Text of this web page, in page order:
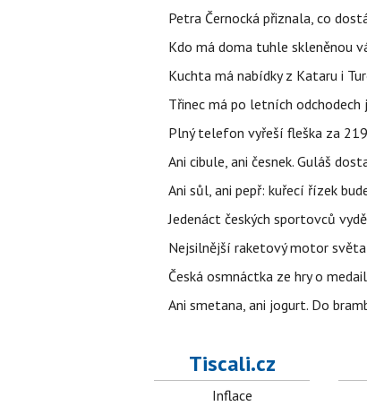
Petra Černocká přiznala, co
Kdo má doma tuhle skleněnou
Kuchta má nabídky z Kataru i
Třinec má po letních
Plný telefon vyřeší fleška za
Ani cibule, ani česnek. Guláš
Ani sůl, ani pepř: kuřecí řízek
Jedenáct českých sportovců
Nejsilnější raketový motor
Česká osmnáctka ze hry o
Ani smetana, ani jogurt. Do
Tiscali.cz
Inflace